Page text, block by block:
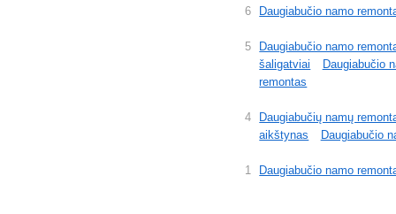
6 Daugiabučio namo
5
Daugiabučio namo
šaligatviai
Daugiabučio
remontas
4
Daugiabučių namų
aikštynas
Daugiabučio
1 Daugiabučio namo